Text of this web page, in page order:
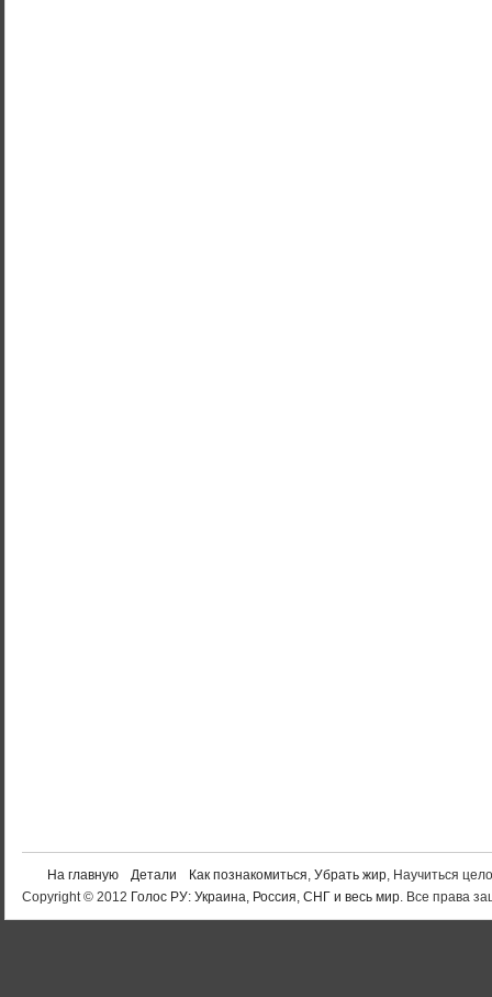
На главную Детали Как познакомиться, Убрать жир, Научиться
Copyright © 2012 Голос РУ: Украина, Россия, СНГ и весь мир. Все права